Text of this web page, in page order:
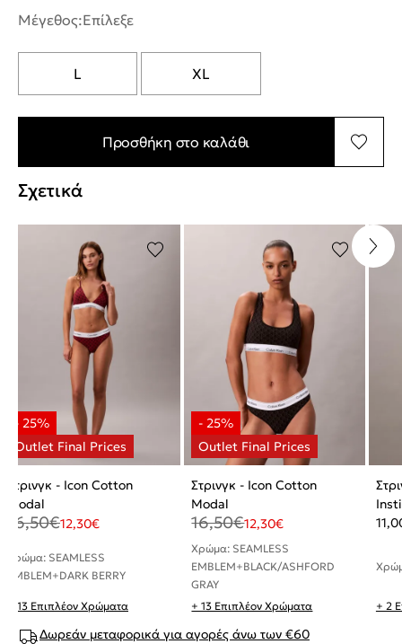
Μέγεθος:Επίλεξε
L XL
Προσθήκη στο καλάθι
Σχετικά
Στρινγκ - Icon Cotton
Modal
16,50€12,30€
Χρώμα: SEAMLESS
EMBLEM+DARK BERRY
+ 13 Επιπλέον Χρώματα
Στρινγκ - Icon Cotton
Modal
16,50€12,30€
Χρώμα: SEAMLESS
EMBLEM+BLACK/ASHFORD
GRAY
+ 13 Επιπλέον Χρώματα
+ 2
Δωρεάν μεταφορικά για αγορές άνω των €60